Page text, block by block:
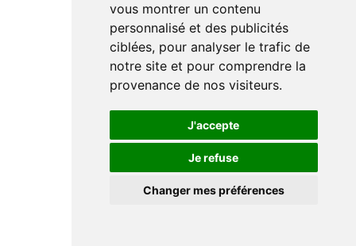
vous montrer un contenu
personnalisé et des publicités
ciblées, pour analyser le trafic de
notre site et pour comprendre la
provenance de nos visiteurs.
J'accepte
Je refuse
Changer mes préférences